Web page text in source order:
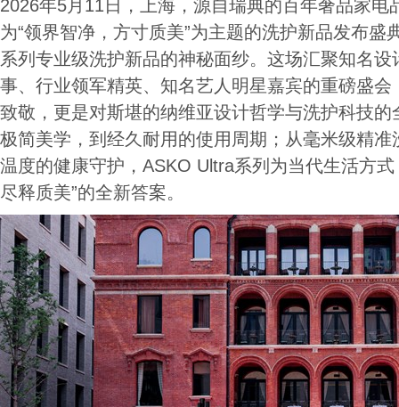
2026年5月11日，上海，源自瑞典的百年奢品家电
为“领界智净，方寸质美”为主题的洗护新品发布盛
系列专业级洗护新品的神秘面纱。这场汇聚知名
事、行业领军精英、知名艺人明星嘉宾的重磅盛
致敬，更是对斯堪的纳维亚设计哲学与洗护科技
极简美学，到经久耐用的使用周期；从毫米级精
温度的健康守护，ASKO Ultra系列为当代生活方
尽释质美”的全新答案。